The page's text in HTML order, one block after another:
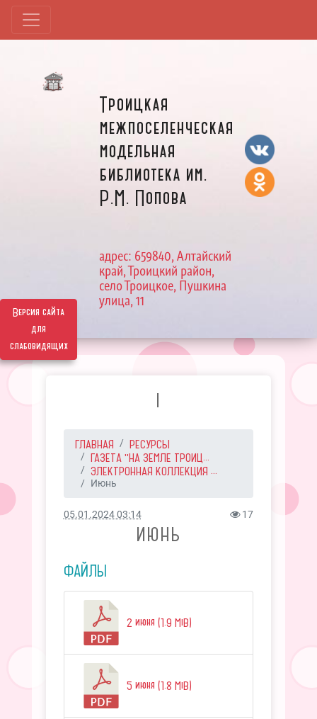
Версия сайта
для
слабовидящих
Троицкая
межпоселенческая
модельная
библиотека им.
Р.М. Попова
адрес: 659840, Алтайский
край, Троицкий район,
село Троицкое, Пушкина
улица, 11
I
ГЛАВНАЯ
РЕСУРСЫ
ГАЗЕТА "НА ЗЕМЛЕ ТРОИЦ...
ЭЛЕКТРОННАЯ КОЛЛЕКЦИЯ ...
Июнь
05.01.2024 03:14 17
ИЮНЬ
ФАЙЛЫ
2 июня (1.9 MiB)
5 июня (1.8 MiB)